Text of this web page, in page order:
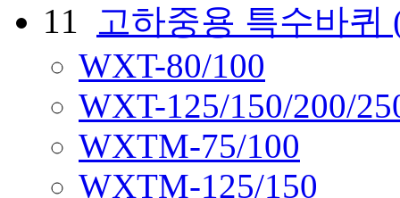
11
고하중용 특수바퀴
WXT-80/100
WXT-125/150/200/
WXTM-75/100
WXTM-125/150